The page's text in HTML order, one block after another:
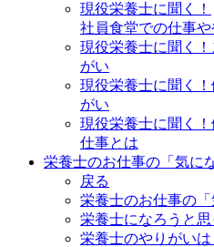
現役栄養士に聞く！
社員食堂での仕事
現役栄養士に聞く
がい
現役栄養士に聞く
がい
現役栄養士に聞く
仕事とは
栄養士のお仕事の「気に
戻る
栄養士のお仕事の
栄養士になろうと
栄養士のやりがいは